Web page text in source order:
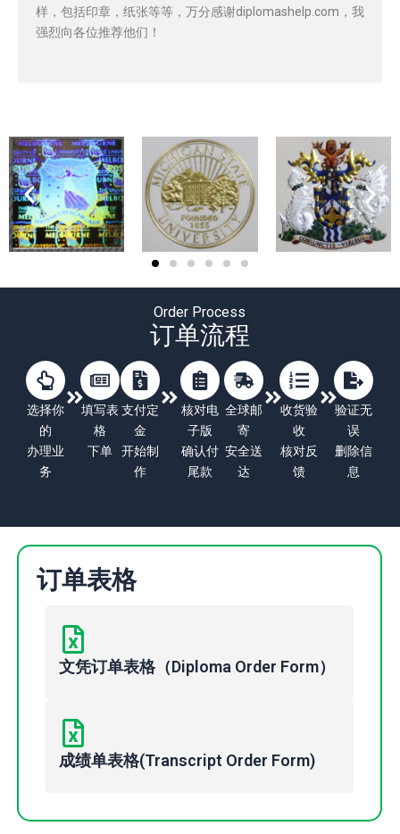
样，包括印章，纸张等等，万分感谢diplomashelp.com，我
强烈向各位推荐他们！
Order Process
订单流程
选择你
的
办理业
务
填写表
格
下单
支付定
金
开始制
作
核对电
子版
确认付
尾款
全球邮
寄
安全送
达
收货验
收
核对反
馈
验证无
误
删除信
息
订单表格
文凭订单表格（Diploma Order Form）
成绩单表格(Transcript Order Form)